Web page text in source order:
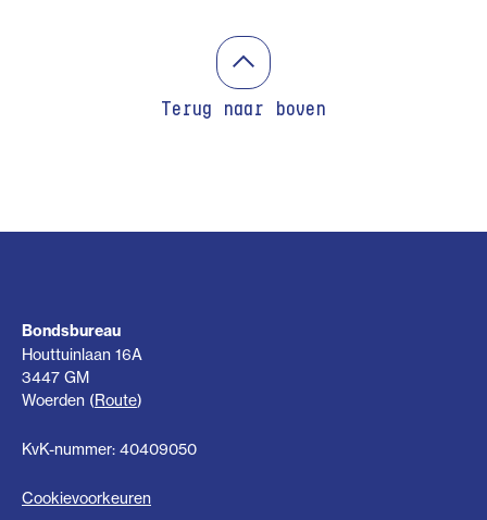
Terug naar boven
Bondsbureau
Houttuinlaan 16A
3447 GM
Woerden (Route)
KvK-nummer: 40409050
Cookievoorkeuren